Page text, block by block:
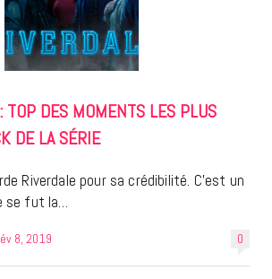
TOP DES MOMENTS LES PLUS
DE LA SÉRIE
Riverdale pour sa crédibilité. C’est un
se fut la…
0
8, 2019